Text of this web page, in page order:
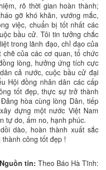
rõ thời gian hoàn thành;
gỡ khó khăn, vướng mắc,
việc, chuẩn bị tốt nhất các
bầu cử. Tôi tin tưởng chắc
trong lãnh đạo, chỉ đạo của
của các cơ quan, tổ chức
lòng, hưởng ứng tích cực
cả nước, cuộc bầu cử đại
Hội đồng nhân dân các cấp
tốt đẹp, thực sự trở thành
hòa cùng lòng Dân, tiếp
dựng một nước Việt Nam
tự do, ấm no, hạnh phúc.
dào, hoàn thành xuất sắc
công tốt đẹp !
Nguồn tin: Theo Báo Hà Tĩnh: